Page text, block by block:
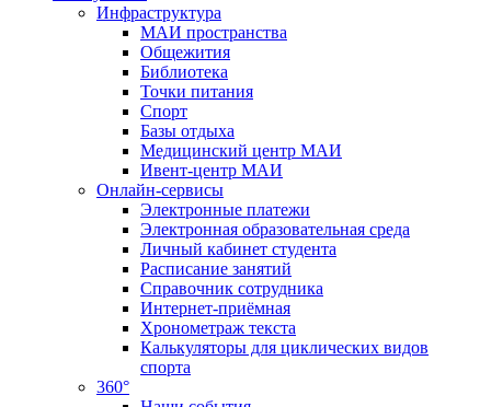
Инфраструктура
МАИ пространства
Общежития
Библиотека
Точки питания
Спорт
Базы отдыха
Медицинский центр МАИ
Ивент-центр МАИ
Онлайн-сервисы
Электронные платежи
Электронная образовательная среда
Личный кабинет студента
Расписание занятий
Справочник сотрудника
Интернет-приёмная
Хронометраж текста
Калькуляторы для циклических видов
спорта
360°